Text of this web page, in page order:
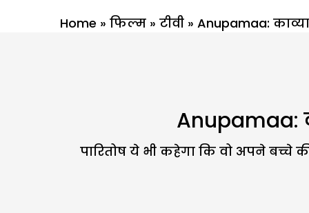
Home » फिल्म » टीवी » Anupamaa:
Anupamaa:
पारितोष ये भी कहेगा कि वो अपने बच्चे